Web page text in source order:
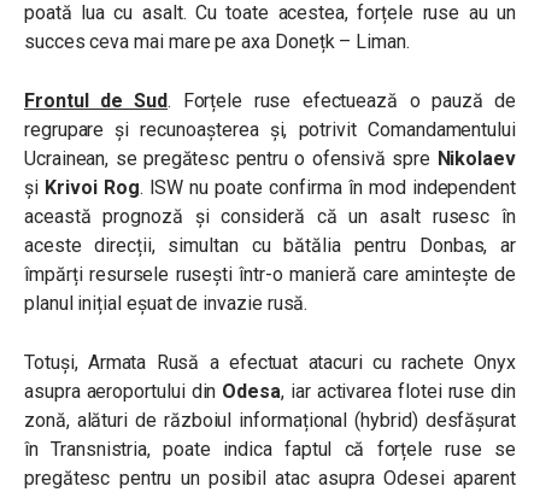
poată lua cu asalt. Cu toate acestea, forțele ruse au un
succes ceva mai mare pe axa Donețk – Liman.
Frontul de Sud. Forțele ruse efectuează o pauză de
regrupare și recunoașterea și, potrivit Comandamentului
Ucrainean, se pregătesc pentru o ofensivă spre Nikolaev
și Krivoi Rog. ISW nu poate confirma în mod independent
această prognoză și consideră că un asalt rusesc în
aceste direcții, simultan cu bătălia pentru Donbas, ar
împărți resursele rusești într-o manieră care amintește de
planul inițial eșuat de invazie rusă.
Totuși, Armata Rusă a efectuat atacuri cu rachete Onyx
asupra aeroportului din Odesa, iar activarea flotei ruse din
zonă, alături de războiul informațional (hybrid) desfășurat
în Transnistria, poate indica faptul că forțele ruse se
pregătesc pentru un posibil atac asupra Odesei aparent